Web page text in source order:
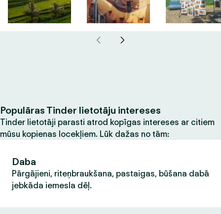
Populāras Tinder lietotāju intereses
Tinder lietotāji parasti atrod kopīgas intereses ar citiem
mūsu kopienas locekļiem. Lūk dažas no tām:
Daba
Pārgājieni, riteņbraukšana, pastaigas, būšana dabā
jebkāda iemesla dēļ.